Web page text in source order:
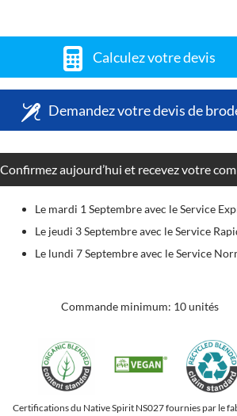
Calculez votre devis
Demandez votre devis de
Confirmez aujourd’hui et recevez votre
Le mardi 1 Septembre avec le Service
Le jeudi 3 Septembre avec le Service
Le lundi 7 Septembre avec le Service
Commande minimum: 10 unités
Certifications du Native Spirit NS027 fournies par le